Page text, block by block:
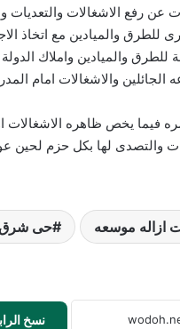
عن رفع الاشغالات
والميادين مع اتخاذ
للطرق والميادين واملاك
والاشغالات امام
فيما يخص ظاهره الاشغالات
والتصدى لها بكل حزم
ازاله موسعه حى شرق
نسخ